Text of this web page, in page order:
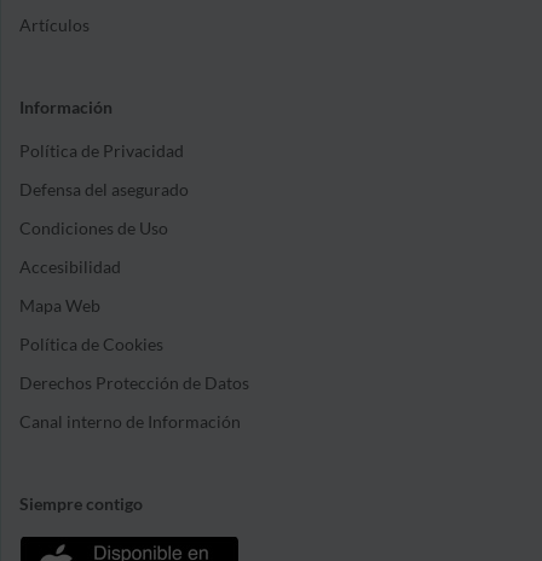
Artículos
Información
Política de Privacidad
Defensa del asegurado
Condiciones de Uso
Accesibilidad
Mapa Web
Política de Cookies
Derechos Protección de Datos
Canal interno de Información
Siempre contigo